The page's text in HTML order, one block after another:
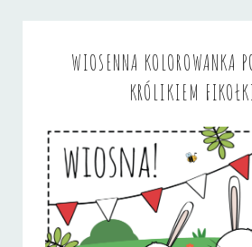
WIOSENNA KOLOROWANKA
KRÓLIKIEM